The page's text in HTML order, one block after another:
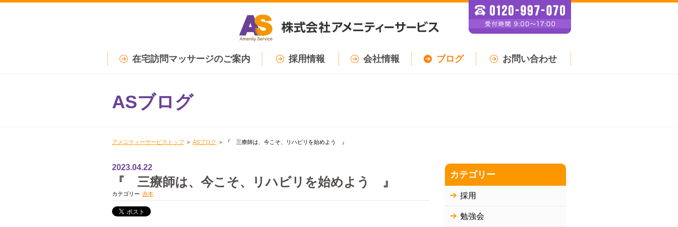
在宅訪問マッサージのご案内 採用情報 会社情報 ブログ お問い合わせ
ASブログ
アメニティーサービストップ＞ ASブログ ＞ 『 三療師は、今こそ、リハビリを始めよう 』
2023.04.22
『 三療師は、今こそ、リハビリを始めよう 』
カテゴリー 赤本
カテゴリー
採用
勉強会